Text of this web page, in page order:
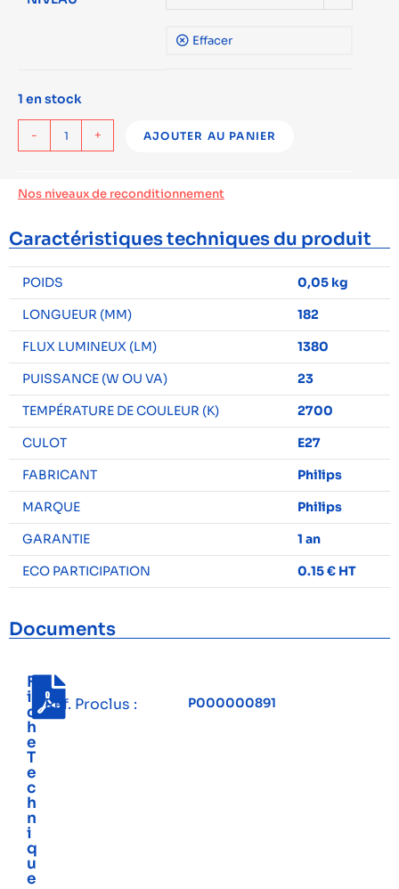
Effacer
1 en stock
- + AJOUTER AU PANIER
Nos niveaux de reconditionnement
Caractéristiques techniques du produit
POIDS
0,05 kg
LONGUEUR (MM)
182
FLUX LUMINEUX (LM)
1380
PUISSANCE (W OU VA)
23
TEMPÉRATURE DE COULEUR (K)
2700
CULOT
E27
FABRICANT
Philips
MARQUE
Philips
GARANTIE
1 an
ECO PARTICIPATION
0.15 € HT
Documents
F
i
c
h
e
T
e
c
h
n
i
q
u
e
Réf. Proclus : P000000891